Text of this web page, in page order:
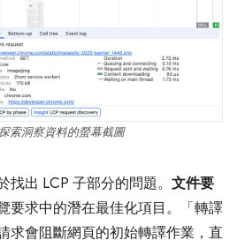
索洞察資料的螢幕截圖
出 LCP 子部分的問題。 文件要
要求中的潛在最佳化項目。「轉譯
求會阻斷網頁的初始轉譯作業，直